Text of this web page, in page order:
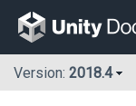
Version: 2018.4